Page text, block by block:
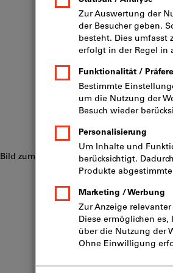
Bild zum Vergrößern anklicken